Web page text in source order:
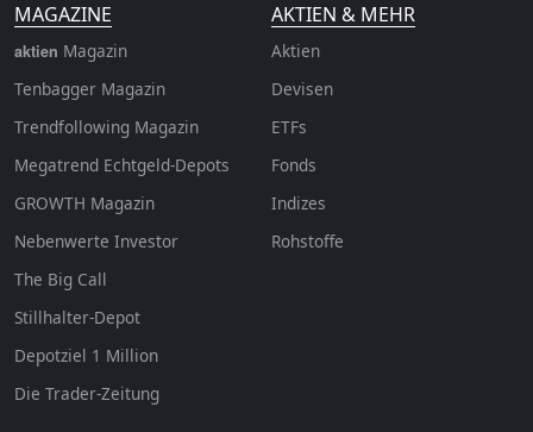
MAGAZINE
aktien Magazin
Tenbagger Magazin
Trendfollowing Magazin
Megatrend Echtgeld-Depots
GROWTH Magazin
Nebenwerte Investor
The Big Call
Stillhalter-Depot
Depotziel 1 Million
Die Trader-Zeitung
AKTIEN & MEHR
Aktien
Devisen
ETFs
Fonds
Indizes
Rohstoffe